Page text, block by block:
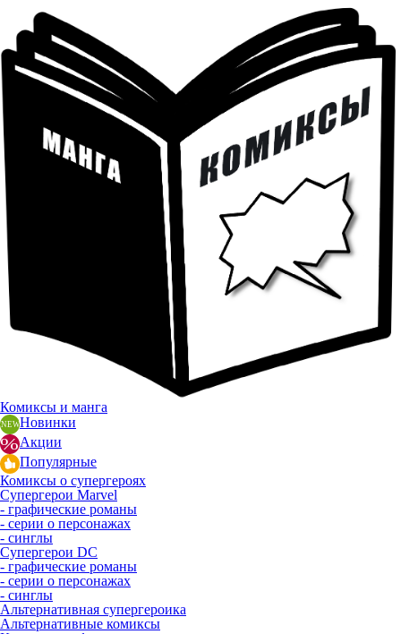
Комиксы и манга
Новинки
Акции
Популярные
Комиксы о супергероях
Супергерои Marvel
- графические романы
- серии о персонажах
- синглы
Супергерои DC
- графические романы
- серии о персонажах
- синглы
Альтернативная супергероика
Альтернативные комиксы